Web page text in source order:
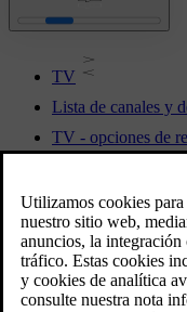
TV
Lista de canales y
TV - opciones de
Teletexto
Configuración de
Información sobre